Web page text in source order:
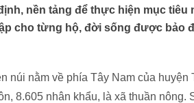
nền tảng để thực hiện mục tiêu
cho từng hộ, đời sống được bảo
núi nằm về phía Tây Nam của
8.605 nhân khẩu, là xã thuần